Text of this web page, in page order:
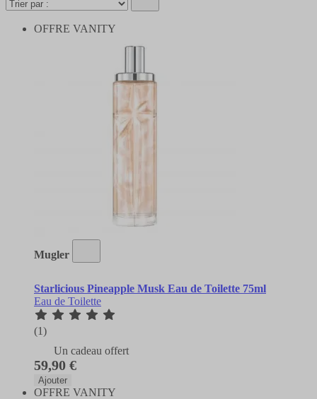
OFFRE VANITY
Mugler
Starlicious Pineapple Musk Eau de Toilette 75ml
Eau de Toilette
(1)
Un cadeau offert
59,90 €
Ajouter
OFFRE VANITY